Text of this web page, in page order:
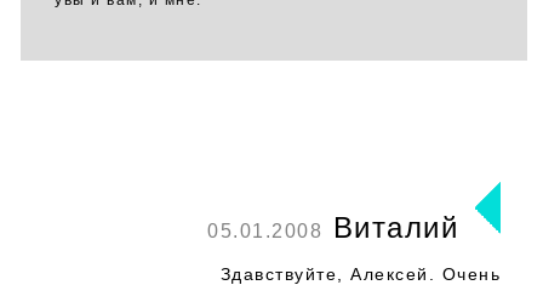
05.01.2008 Виталий
Здавствуйте, Алексей. Очень